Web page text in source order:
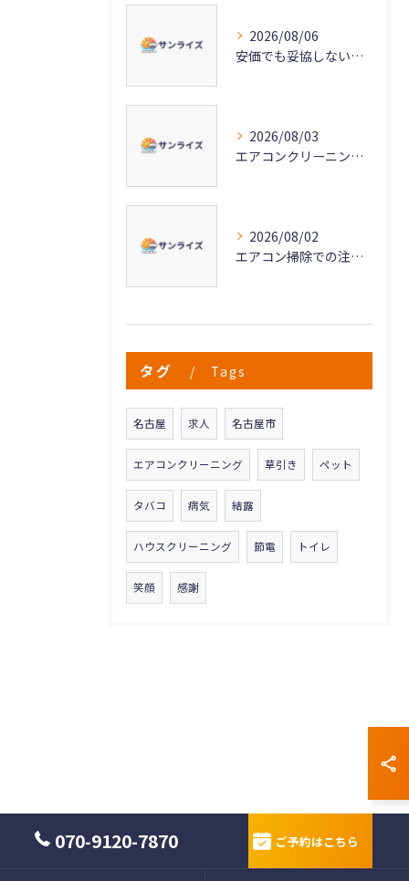
2026/08/06
安価でも妥協しない高品質なエアコンクリーニングの秘密
2026/08/03
エアコンクリーニングで実現する快適な空気環境づくり
2026/08/02
エアコン掃除での注意点と愛知県名古屋市清須市で失敗しない依頼のポイント
タグ Tags
名古屋 求人 名古屋市
エアコンクリーニング 草引き ペット
タバコ 病気 結露
ハウスクリーニング 節電 トイレ
笑顔 感謝
070-9120-7870 ご予約はこちら